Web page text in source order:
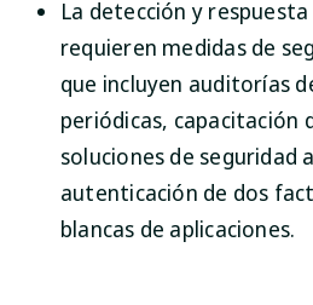
La detección y
requieren medidas de
que incluyen auditorías
periódicas, capacitación
soluciones de seguridad
autenticación de dos
blancas de aplicaciones.